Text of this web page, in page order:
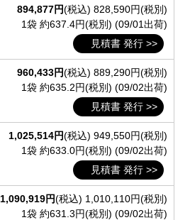
894,877円(税込) 828,590円(税別)
1袋 約637.4円(税別) (09/01出荷)
見積書 発行 >>
960,433円(税込) 889,290円(税別)
1袋 約635.2円(税別) (09/02出荷)
見積書 発行 >>
1,025,514円(税込) 949,550円(税別)
1袋 約633.0円(税別) (09/02出荷)
見積書 発行 >>
1,090,919円(税込) 1,010,110円(税別)
1袋 約631.3円(税別) (09/02出荷)